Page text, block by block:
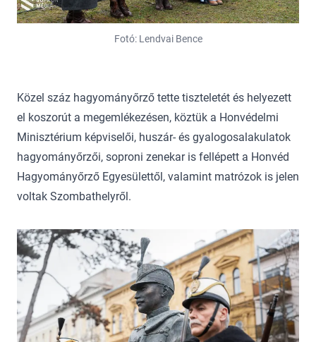
Fotó: Lendvai Bence
Közel száz hagyományőrző tette tiszteletét és helyezett
el koszorút a megemlékezésen, köztük a Honvédelmi
Minisztérium képviselői, huszár- és gyalogosalakulatok
hagyományőrzői, soproni zenekar is fellépett a Honvéd
Hagyományőrző Egyesülettől, valamint matrózok is jelen
voltak Szombathelyről.